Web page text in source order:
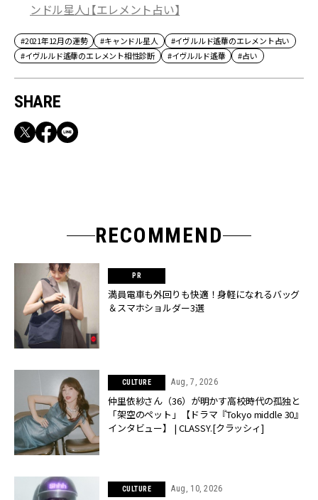
ンドル星人」【エレメント占い】
#2021年12月の運勢 #キャンドル星人
#イヴルルド遙華のエレメント占い
#イヴルルド遙華のエレメント相性診断
#イヴルルド遙華 #占い
SHARE
RECOMMEND
満員電車も外回りも快適！身軽になれるバッグ
＆スマホショルダー3選
CULTURE Aug, 7, 2026
仲里依紗さん（36）が明かす高校時代の孤独と
「架空のペット」【ドラマ『Tokyo middle 30』
インタビュー】 | CLASSY.[クラッシィ]
CULTURE Aug, 10, 2026